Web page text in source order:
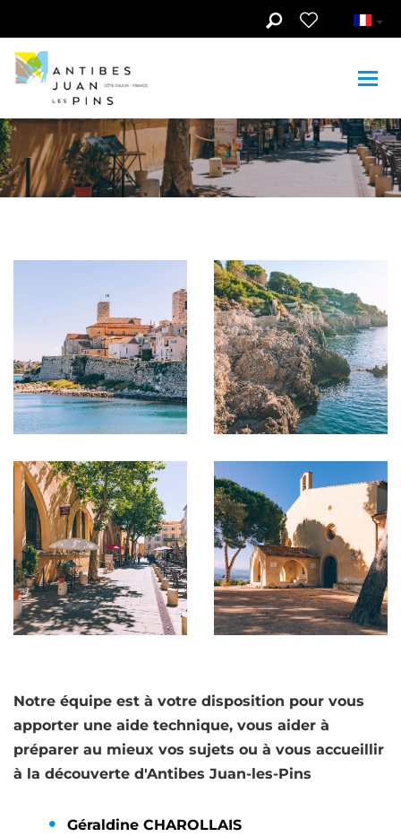
Espace relations
médias
Notre équipe est à votre disposition pour vous
apporter une aide technique, vous aider à
préparer au mieux vos sujets ou à vous accueillir
à la découverte d'Antibes Juan-les-Pins
Géraldine CHAROLLAIS